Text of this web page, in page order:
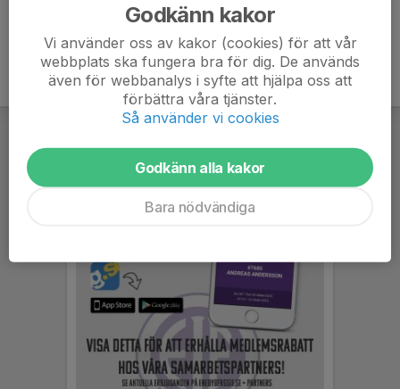
Godkänn kakor
Vi använder oss av kakor (cookies) för att vår
webbplats ska fungera bra för dig. De används
även för webbanalys i syfte att hjälpa oss att
förbättra våra tjänster.
Så använder vi cookies
Godkänn alla kakor
Bara nödvändiga